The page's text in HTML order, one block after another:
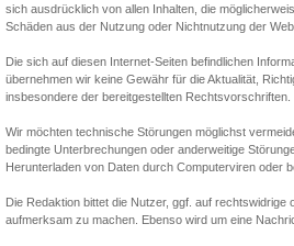
sich ausdrücklich von allen Inhalten, die
Schäden aus der Nutzung oder Nichtnutzung der
Die sich auf diesen Internet-Seiten befindlichen
übernehmen wir keine Gewähr für die Aktualität,
insbesondere der bereitgestellten Rechtsvorschriften.
Wir möchten technische Störungen möglichst
bedingte Unterbrechungen oder anderweitige
Herunterladen von Daten durch Computerviren oder
Die Redaktion bittet die Nutzer, ggf. auf
aufmerksam zu machen. Ebenso wird um eine